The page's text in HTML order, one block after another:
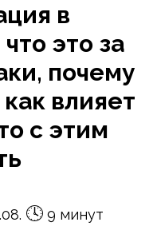
в
это за
почему
влияет
с этим
🕓 9 минут